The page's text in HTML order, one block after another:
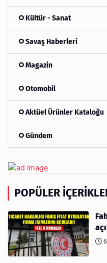
Kültür - Sanat
Savaş Haberleri
Magazin
Otomobil
Aktüel Ürünler Kataloğu
Gündem
POPÜLER